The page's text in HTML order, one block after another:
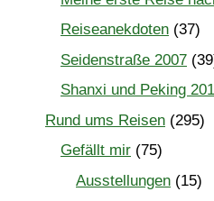
Reiseanekdoten (37)
Seidenstraße 2007
Shanxi und Peking
Rund ums Reisen (295)
Gefällt mir (75)
Ausstellungen (15)